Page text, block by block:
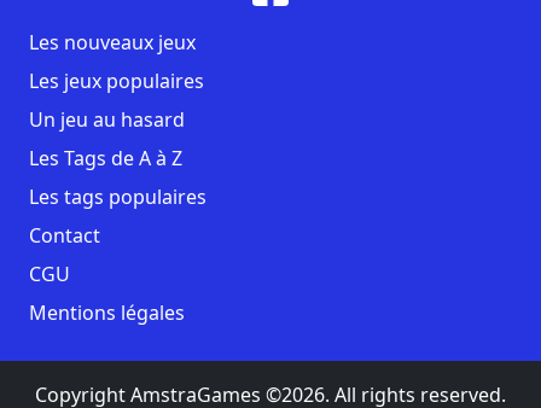
Les nouveaux jeux
Les jeux populaires
Un jeu au hasard
Les Tags de A à Z
Les tags populaires
Contact
CGU
Mentions légales
Copyright AmstraGames ©2026. All rights reserved.